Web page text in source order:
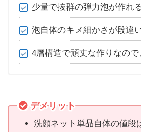
少量で抜群の弾力泡が作れ
泡自体のキメ細かさが段違
4層構造で頑丈な作りなの
デメリット
洗顔ネット単品自体の値段